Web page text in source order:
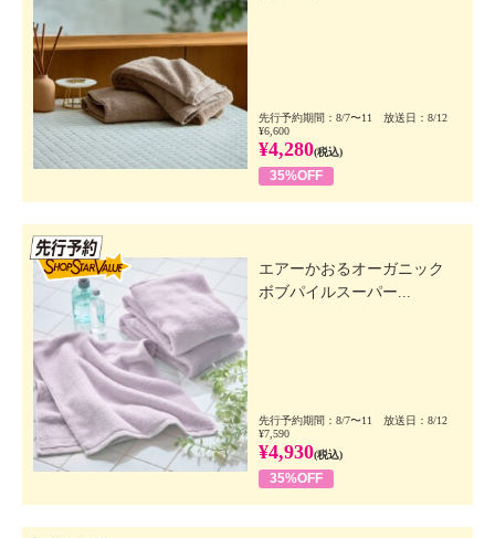
先行予約期間：8/7〜11 放送日：8/12
¥6,600
¥4,280(税込)
35%OFF
エアーかおるオーガニック
ボブパイルスーパー...
先行予約期間：8/7〜11 放送日：8/12
¥7,590
¥4,930(税込)
35%OFF